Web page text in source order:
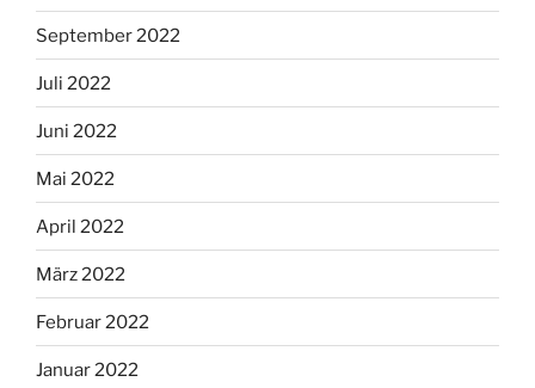
September 2022
Juli 2022
Juni 2022
Mai 2022
April 2022
März 2022
Februar 2022
Januar 2022